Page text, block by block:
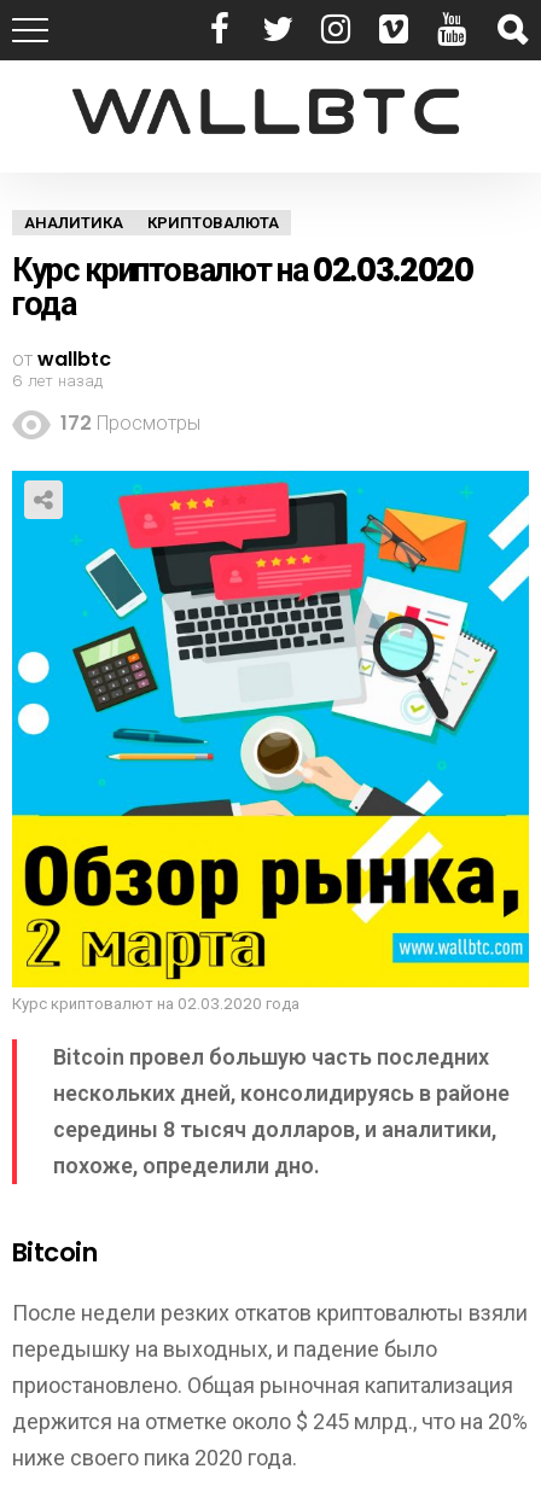
АНАЛИТИКА КРИПТОВАЛЮТА
Курс криптовалют на 02.03.2020
года
отwallbtc
6 лет назад
172 Просмотры
Курс криптовалют на 02.03.2020 года
Bitcoin провел большую часть последних
нескольких дней, консолидируясь в районе
середины 8 тысяч долларов, и аналитики,
похоже, определили дно.
Bitcoin
После недели резких откатов криптовалюты взяли
передышку на выходных, и падение было
приостановлено. Общая рыночная капитализация
держится на отметке около $ 245 млрд., что на 20%
ниже своего пика 2020 года.